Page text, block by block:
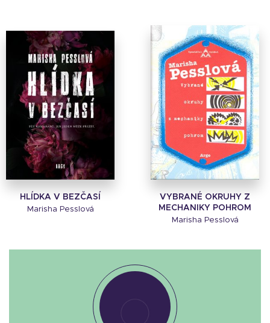
HLÍDKA V BEZČASÍ
Marisha Pesslová
VYBRANÉ OKRUHY Z
MECHANIKY POHROM
Marisha Pesslová